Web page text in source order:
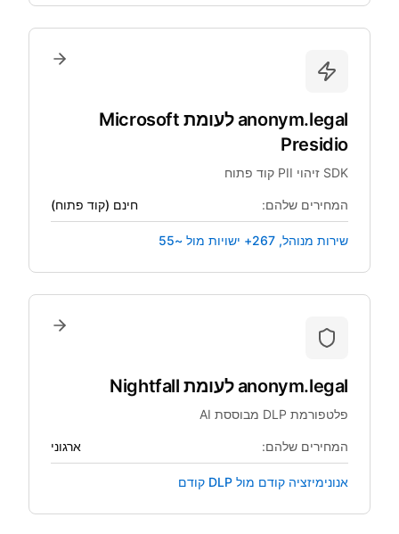
anonym.legal לעומת Microsoft
Presidio
SDK זיהוי PII קוד פתוח
המחירים שלהם: חינם (קוד פתוח)
שירות מנוהל, 267+ ישויות מול ~55
anonym.legal לעומת Nightfall
פלטפורמת DLP מבוססת AI
המחירים שלהם: ארגוני
אנונימיזציה קודם מול DLP קודם